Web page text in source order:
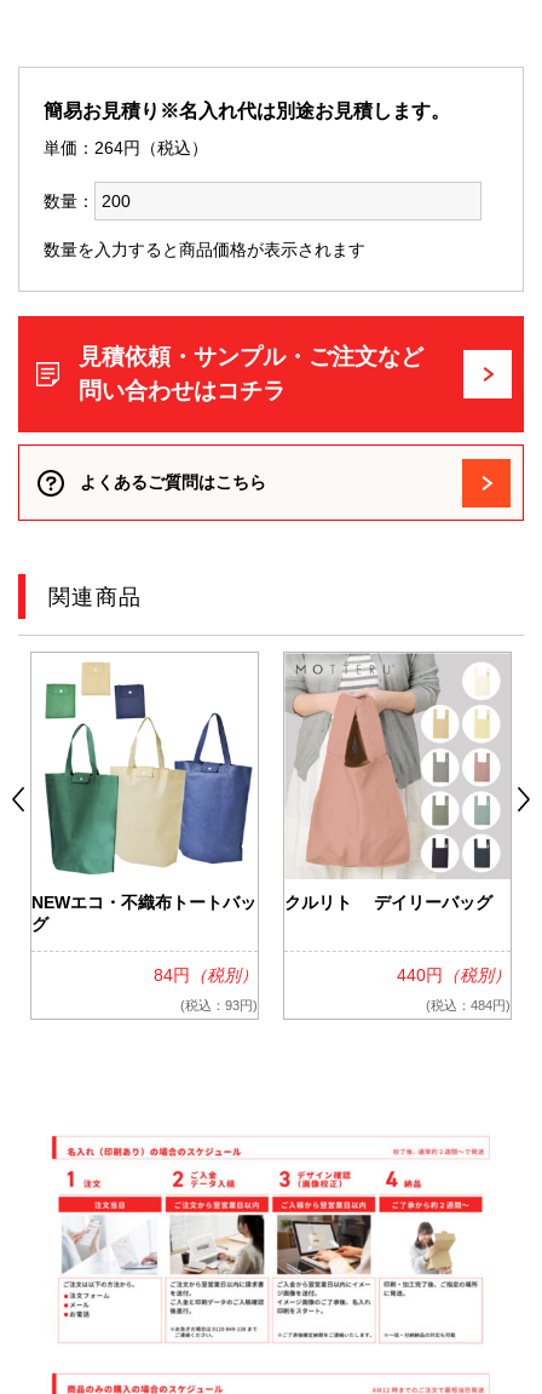
簡易お見積り※名入れ代は別途お見積します。
単価： 264円（税込）
数量：
数量を入力すると商品価格が表示されます
見積依頼・サンプル・ご注文など
問い合わせはコチラ
よくあるご質問はこちら
関連商品
NEWエコ・不織布トートバッ
グ
84円 （税別）
(税込：93円)
クルリト デイリーバッグ
440円 （税別）
(税込：484円)